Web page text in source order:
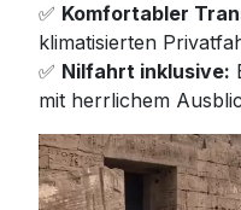
✅ Komfortabler
klimatisierten
✅ Nilfahrt inklusive:
mit herrlichem